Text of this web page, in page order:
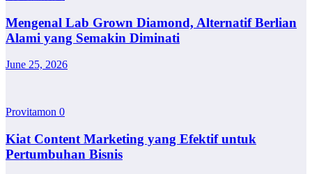
Mengenal Lab Grown Diamond, Alternatif Berlian
Alami yang Semakin Diminati
June 25, 2026
Provitamon 0
Kiat Content Marketing yang Efektif untuk
Pertumbuhan Bisnis